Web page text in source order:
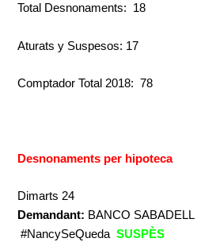
Total Desnonaments: 18
Aturats y Suspesos: 17
Comptador Total 2018: 78
Desnonaments per hipoteca
Dimarts 24
Demandant: BANCO SABADELL
#NancySeQuedaSUSPÈS